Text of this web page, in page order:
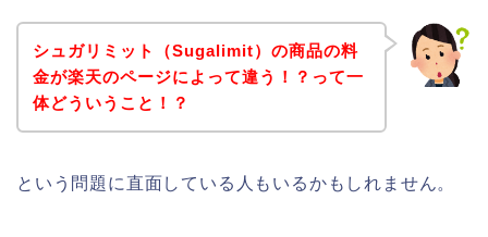
シュガリミット（Sugalimit）の商品の料
金が楽天のページによって違う！？って一
体どういうこと！？
という問題に直面している人もいるかもしれません。